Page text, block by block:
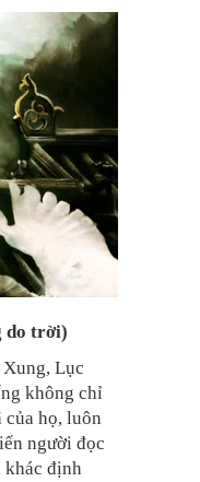
do trời)
Lục
không chỉ
của họ, luôn
người đọc
khác định